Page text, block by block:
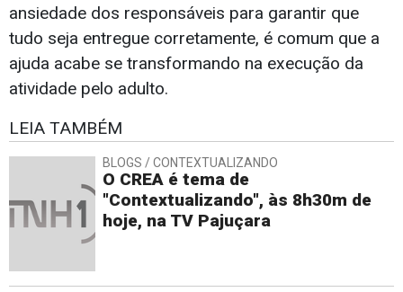
ansiedade dos responsáveis para garantir que
tudo seja entregue corretamente, é comum que a
ajuda acabe se transformando na execução da
atividade pelo adulto.
LEIA TAMBÉM
BLOGS / CONTEXTUALIZANDO
O CREA é tema de
"Contextualizando", às 8h30m de
hoje, na TV Pajuçara